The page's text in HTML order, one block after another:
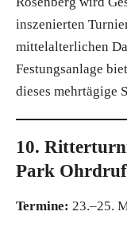
inszenierten
mittelalterlichen
Festungsanlage
dieses mehrtägige
10.
Park Ohrdruf
Termine: 23.–25.